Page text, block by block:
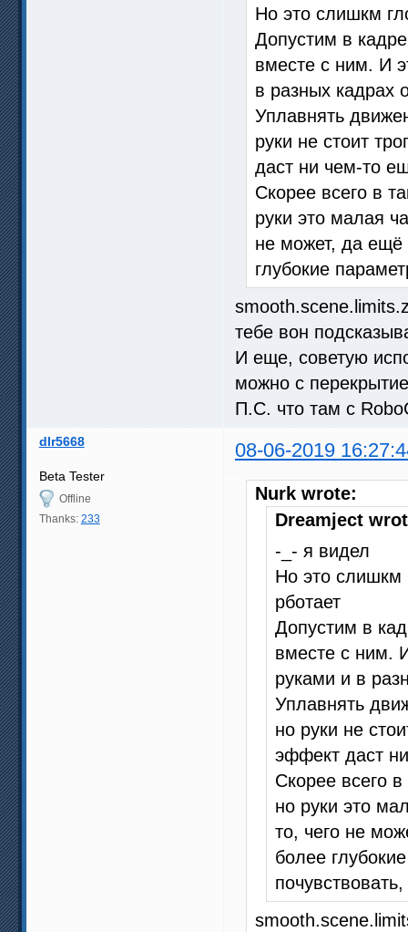
Но это слишкм
Допустим в
вместе с ним. И
в разных кадрах
Уплавнять
руки не стоит
даст ни чем-то
Скорее всего в
руки это малая
не может, да ещё
глубокие
тебе вон
И еще, советую
можно с
П.С. что там с
dlr5668 08-06-2019
Beta Tester
Offline
Thanks: 233
Nurk wrote:
Dreamject
-_- я видел
Но это слишкм
рботает
Допустим в
вместе с ним.
руками и в
Уплавнять
но руки не
эффект даст
Скорее всего
но руки это
то, чего не
более
почувствовать,